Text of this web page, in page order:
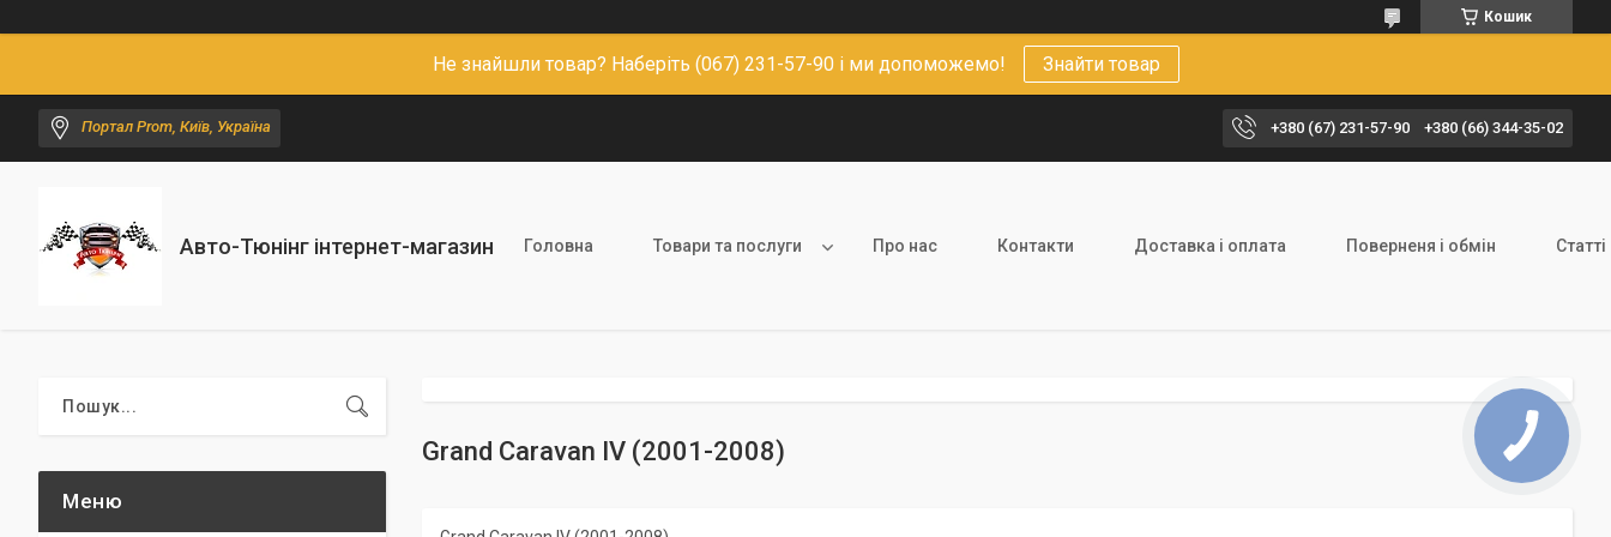
Кошик
Не знайшли товар? Наберіть (067) 231-57-90 і ми допоможемо! Знайти товар
Портал Prom, Київ, Україна +380 (67) 231-57-90 +380 (66) 344-35-02
Авто-Тюнінг інтернет-магазин Головна Товари та послуги Про нас Контакти Доставка і оплата Поверненя і обмін Статті
Grand Caravan IV (2001-2008)